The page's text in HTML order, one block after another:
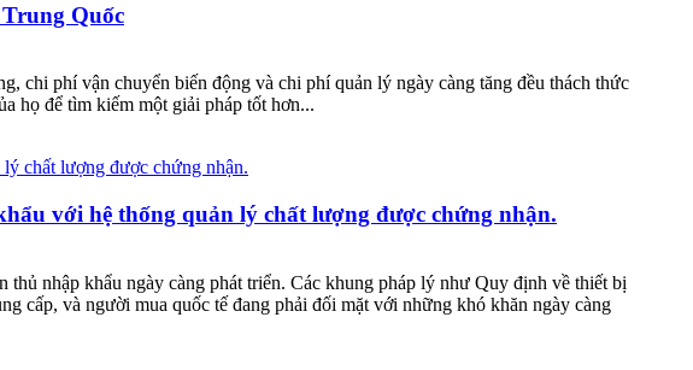
Quốc
chi phí vận chuyển biến động và chi phí quản lý ngày càng tăng đều thách thức
họ để tìm kiếm một giải pháp tốt hơn...
với hệ thống quản lý chất lượng được chứng nhận.
nhập khẩu ngày càng phát triển. Các khung pháp lý như Quy định về thiết bị
cấp, và người mua quốc tế đang phải đối mặt với những khó khăn ngày càng